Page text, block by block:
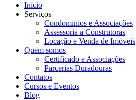
Início
Serviços
Condomínios e Associações
Assessoria a Construtoras
Locação e Venda de Imóveis
Quem somos
Certificado e Associações
Parcerias Duradouras
Contatos
Cursos e Eventos
Blog